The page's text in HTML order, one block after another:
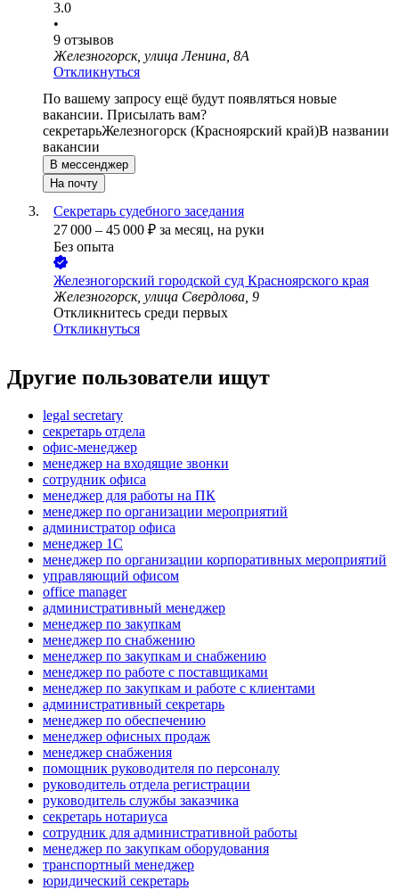
3.0
•
9 отзывов
Железногорск, улица Ленина, 8А
Откликнуться
По вашему запросу ещё будут появляться новые
вакансии. Присылать вам?
секретарьЖелезногорск (Красноярский край)В названии
вакансии
В мессенджер
На почту
Секретарь судебного заседания
27 000 – 45 000 ₽ за месяц, на руки
Без опыта
Железногорский городской суд Красноярского края
Железногорск, улица Свердлова, 9
Откликнитесь среди первых
Откликнуться
Другие пользователи ищут
legal secretary
секретарь отдела
офис-менеджер
менеджер на входящие звонки
сотрудник офиса
менеджер для работы на ПК
менеджер по организации мероприятий
администратор офиса
менеджер 1С
менеджер по организации корпоративных мероприятий
управляющий офисом
office manager
административный менеджер
менеджер по закупкам
менеджер по снабжению
менеджер по закупкам и снабжению
менеджер по работе с поставщиками
менеджер по закупкам и работе с клиентами
административный секретарь
менеджер по обеспечению
менеджер офисных продаж
менеджер снабжения
помощник руководителя по персоналу
руководитель отдела регистрации
руководитель службы заказчика
секретарь нотариуса
сотрудник для административной работы
менеджер по закупкам оборудования
транспортный менеджер
юридический секретарь